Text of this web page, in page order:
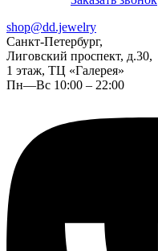
shop@dd.jewelry
Санкт-Петербург,
Лиговский проспект, д.30,
1 этаж, ТЦ «Галерея»
Пн—Вс 10:00 – 22:00